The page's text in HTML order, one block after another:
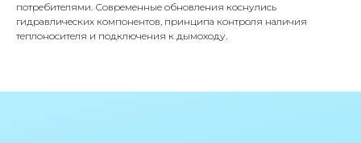
потребителями. Современные обновления коснулись
гидравлических компонентов, принципа контроля наличия
теплоносителя и подключения к дымоходу.
Телефон
8 495 233-79-79